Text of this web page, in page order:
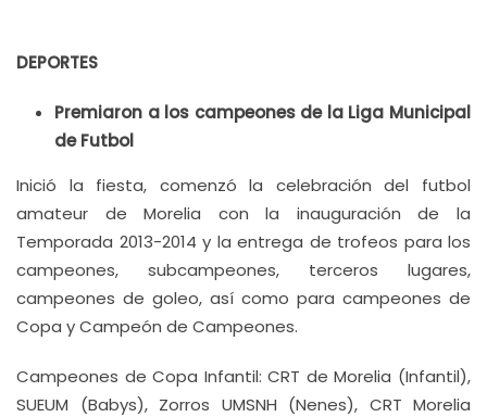
DEPORTES
Premiaron a los campeones de la Liga Municipal
de Futbol
Inició la fiesta, comenzó la celebración del futbol
amateur de Morelia con la inauguración de la
Temporada 2013-2014 y la entrega de trofeos para los
campeones, subcampeones, terceros lugares,
campeones de goleo, así como para campeones de
Copa y Campeón de Campeones.
Campeones de Copa Infantil: CRT de Morelia (Infantil),
SUEUM (Babys), Zorros UMSNH (Nenes), CRT Morelia